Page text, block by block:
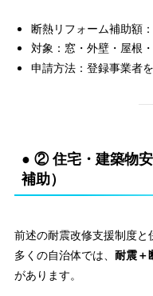
断熱リフォーム補助額
対象：窓・外壁・屋根
申請方法：登録事業者
● ② 住宅・建築物
補助）
前述の耐震改修支援制度と
多くの自治体では、 耐震＋
があります。